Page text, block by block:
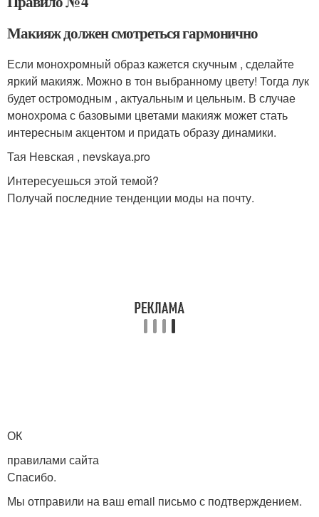
Макияж должен смотреться гармонично
Если монохромный образ кажется скучным , сделайте
яркий макияж. Можно в тон выбранному цвету! Тогда лук
будет остромодным , актуальным и цельным. В случае
монохрома с базовыми цветами макияж может стать
интересным акцентом и придать образу динамики.
Тая Невская , nevskaya.pro
Интересуешься этой темой?
Получай последние тенденции моды на почту.
ОК
правилами сайта
Спасибо.
Мы отправили на ваш email письмо с подтверждением.